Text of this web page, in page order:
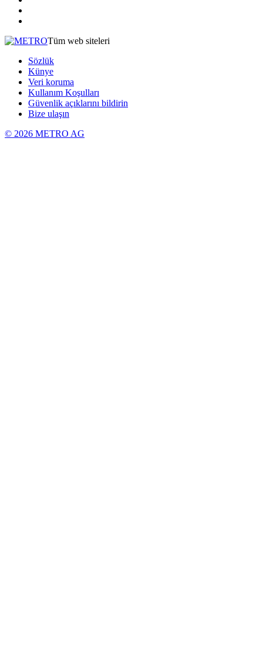
Tüm web siteleri
Sözlük
Künye
Veri koruma
Kullanım Koşulları
Güvenlik açıklarını bildirin
Bize ulaşın
© 2026 METRO AG